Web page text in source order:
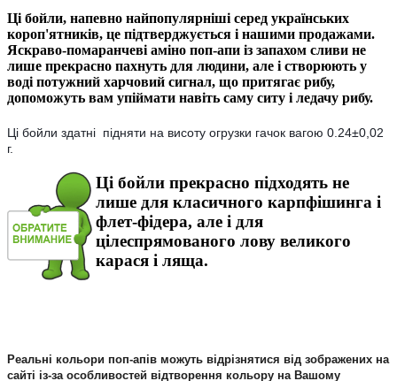
Ці бойли, напевно найпопулярніші серед українських
короп'ятникiв, це підтверджується і нашими продажами.
Яскраво-помаранчеві аміно поп-апи із запахом сливи не
лише прекрасно пахнуть для людини, але і створюють у
воді потужний харчовий сигнал, що притягає рибу,
допоможуть вам упіймати навіть саму ситу і ледачу рибу.
Ці бойли здатні підняти на висоту огрузки гачок вагою 0.24±0,02
г.
Ці бойли прекрасно підходять не
лише для класичного карпфiшинга і
флет-фiдера, але і для
цілеспрямованого лову великого
карася і ляща.
Реальні кольори поп-апiв можуть відрізнятися від зображених на
сайті із-за особливостей відтворення кольору на Вашому